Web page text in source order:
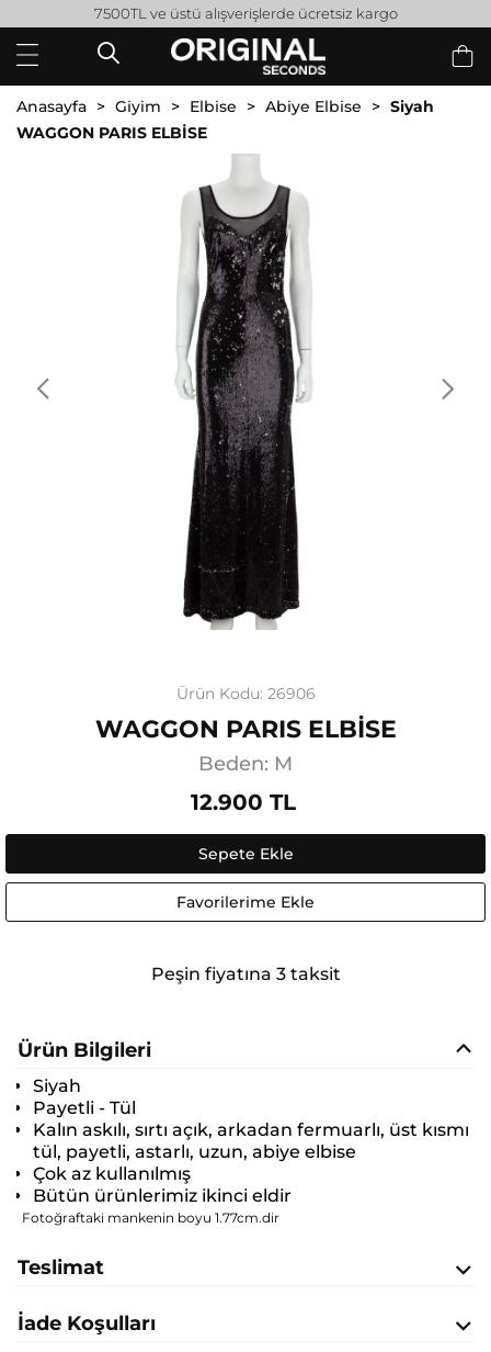
7500TL ve üstü alışverişlerde ücretsiz kargo
Anasayfa Giyim Elbise Abiye Elbise
Siyah
WAGGON PARIS ELBİSE
Ürün Kodu: 26906
WAGGON PARIS ELBİSE
Beden: M
12.900 TL
Sepete Ekle
Favorilerime Ekle
Peşin fiyatına 3 taksit
Ürün Bilgileri
Siyah
Payetli - Tül
Kalın askılı, sırtı açık, arkadan fermuarlı, üst kısmı
tül, payetli, astarlı, uzun, abiye elbise
Çok az kullanılmış
Bütün ürünlerimiz ikinci eldir
Fotoğraftaki mankenin boyu 1.77cm.dir
Teslimat
İade Koşulları